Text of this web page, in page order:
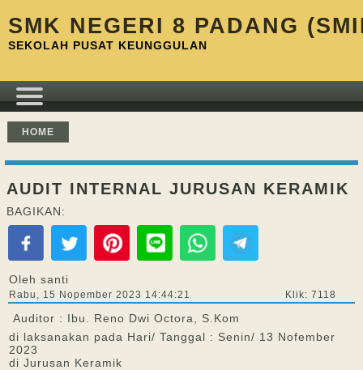
SMK NEGERI 8 PADANG
SEKOLAH PUSAT KEUNGGULAN
HOME
AUDIT INTERNAL JURUSAN KERAMIK
BAGIKAN:
Oleh santi
Rabu, 15 Nopember 2023 14:44:21 Klik: 7118
Auditor : Ibu. Reno Dwi Octora, S.Kom
di laksanakan pada Hari/ Tanggal : Senin/ 13 Nofember
2023
di Jurusan Keramik